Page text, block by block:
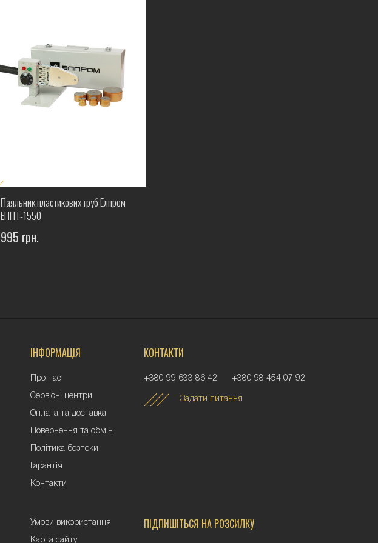
Паяльник пластикових труб Елпром
ЕППТ-1550
995 грн.
ІНФОРМАЦІЯ
Про нас
Сервісні центри
Оплата та доставка
Повернення та обмiн
Політика безпеки
Гарантія
Контакти
КОНТАКТИ
+380 99 633 86 42 +380 98 454 07 92
Задати питання
Умови використання
Карта сайту
ПІДПИШІТЬСЯ НА РОЗСИЛКУ